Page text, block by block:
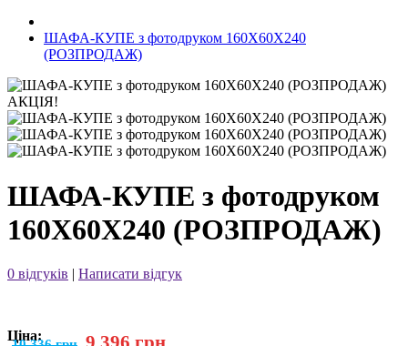
ШАФА-КУПЕ з фотодруком 160Х60Х240
(РОЗПРОДАЖ)
АКЦІЯ!
ШАФА-КУПЕ з фотодруком
160Х60Х240 (РОЗПРОДАЖ)
0 відгуків | Написати відгук
Ціна: